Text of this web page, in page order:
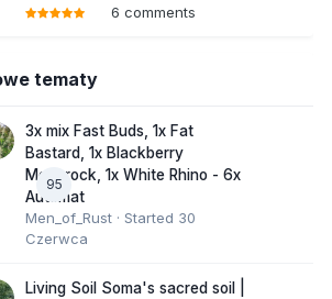
6 comments
tematy
95
3x mix Fast Buds, 1x Fat
Bastard, 1x Blackberry
Moonrock, 1x White Rhino - 6x
Automat
Men_of_Rust · Started 30
Czerwca
Living Soil Soma's sacred soil |